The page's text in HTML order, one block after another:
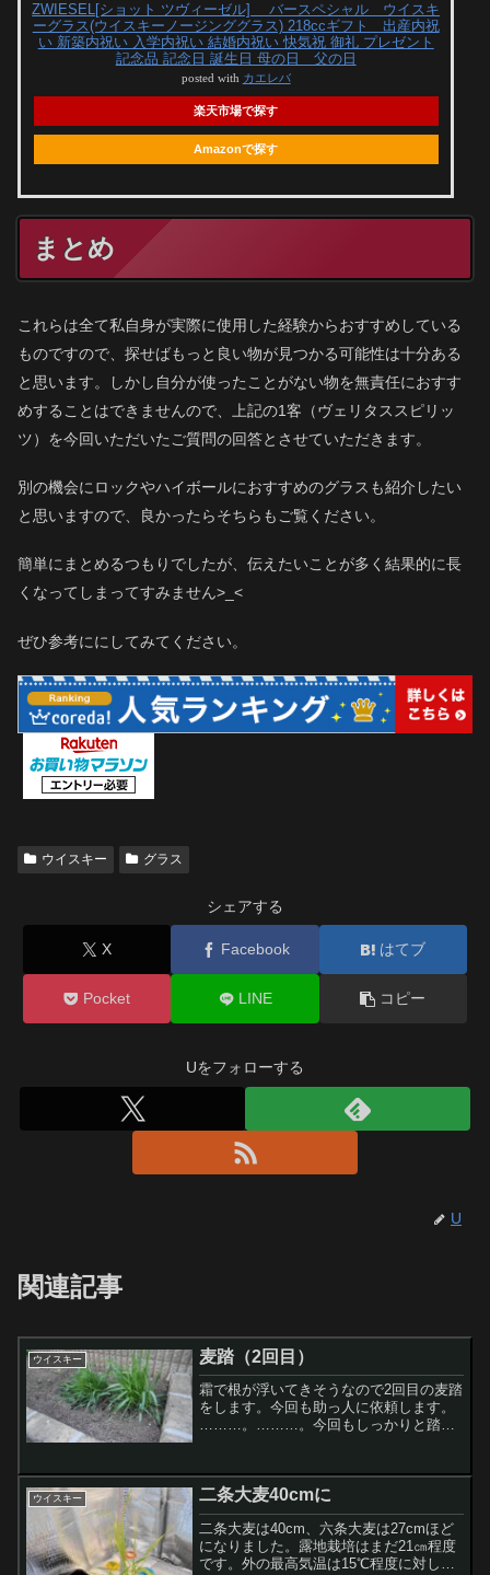
ZWIESEL[ショット ツヴィーゼル] バースペシャル ウイスキ
ーグラス(ウイスキーノージンググラス) 218ccギフト 出産内祝
い 新築内祝い 入学内祝い 結婚内祝い 快気祝 御礼 プレゼント
記念品 記念日 誕生日 母の日 父の日
posted with カエレバ
楽天市場で探す
Amazonで探す
まとめ
これらは全て私自身が実際に使用した経験からおすすめしている
ものですので、探せばもっと良い物が見つかる可能性は十分ある
と思います。しかし自分が使ったことがない物を無責任におすす
めすることはできませんので、上記の1客（ヴェリタススピリッ
ツ）を今回いただいたご質問の回答とさせていただきます。
別の機会にロックやハイボールにおすすめのグラスも紹介したい
と思いますので、良かったらそちらもご覧ください。
簡単にまとめるつもりでしたが、伝えたいことが多く結果的に長
くなってしまってすみません>_<
ぜひ参考ににしてみてください。
ウイスキー グラス
シェアする
X Facebook はてブ
Pocket LINE コピー
Uをフォローする
U
関連記事
ウイスキー 麦踏（2回目）
霜で根が浮いてきそうなので2回目の麦踏
をします。今回も助っ人に依頼します。
………。………。今回もしっかりと踏ん
次へ≫
ウイスキー 二条大麦40cmに
二条大麦は40cm、六条大麦は27cmほど
になりました。露地栽培はまだ21㎝程度
です。外の最高気温は15℃程度に対し、